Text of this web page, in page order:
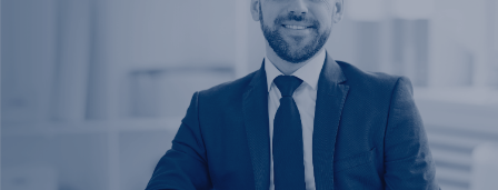
operacionales nacionales e internacionales, en funciones
relacionadas con la comprensión, análisis e interpretación de la
dinámica organizacional, la gerencia, gestión y administración del
talento humano, en el desarrollo de acciones innovadoras que
impacten el desempeño empresarial, así como la asesoría y
consultoría para el desarrollo humano y la gestión de procesos de
cambio de cara a las últimas tendencias del sector.